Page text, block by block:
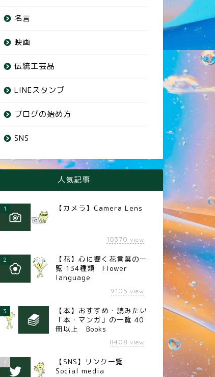
名言
映画
伝統工芸品
LINEスタンプ
ブログの始め方
SNS
人気記事
1 【カメラ】Camera Lens
10370 view
2
【花】心に響く花言葉の一
覧 134種類 Flower
language
9105 view
3
【本】おすすめ・読みたい
「本・マンガ」の一覧 40
冊以上 Books
8408 view
4
【SNS】リンク一覧
Social media